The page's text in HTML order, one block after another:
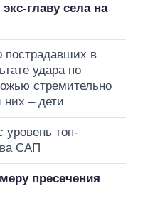
главу села на
пострадавших в
удара по
стремительно
них – дети
уровень топ-
САП
пресечения